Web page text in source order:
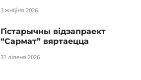
3 жніўня 2026
Гістарычны відэапраект
“Сармат” вяртаецца
31 ліпеня 2026